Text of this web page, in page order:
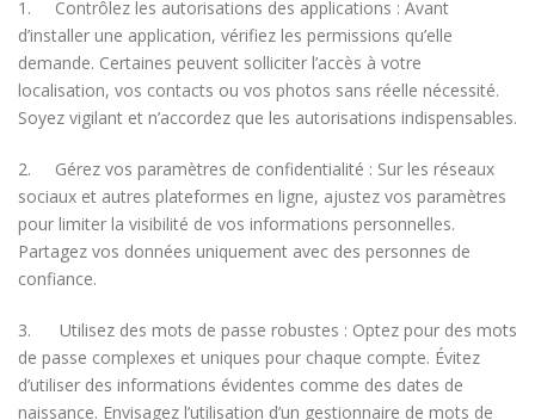
1. Contrôlez les autorisations des applications : Avant
d’installer une application, vérifiez les permissions qu’elle
demande. Certaines peuvent solliciter l’accès à votre
localisation, vos contacts ou vos photos sans réelle nécessité.
Soyez vigilant et n’accordez que les autorisations indispensables.
2. Gérez vos paramètres de confidentialité : Sur les réseaux
sociaux et autres plateformes en ligne, ajustez vos paramètres
pour limiter la visibilité de vos informations personnelles.
Partagez vos données uniquement avec des personnes de
confiance.
3. Utilisez des mots de passe robustes : Optez pour des mots
de passe complexes et uniques pour chaque compte. Évitez
d’utiliser des informations évidentes comme des dates de
naissance. Envisagez l’utilisation d’un gestionnaire de mots de